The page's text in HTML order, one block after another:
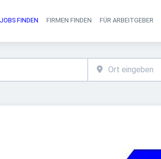
JOBS FINDEN FIRMEN FINDEN FÜR ARBEITGEBER